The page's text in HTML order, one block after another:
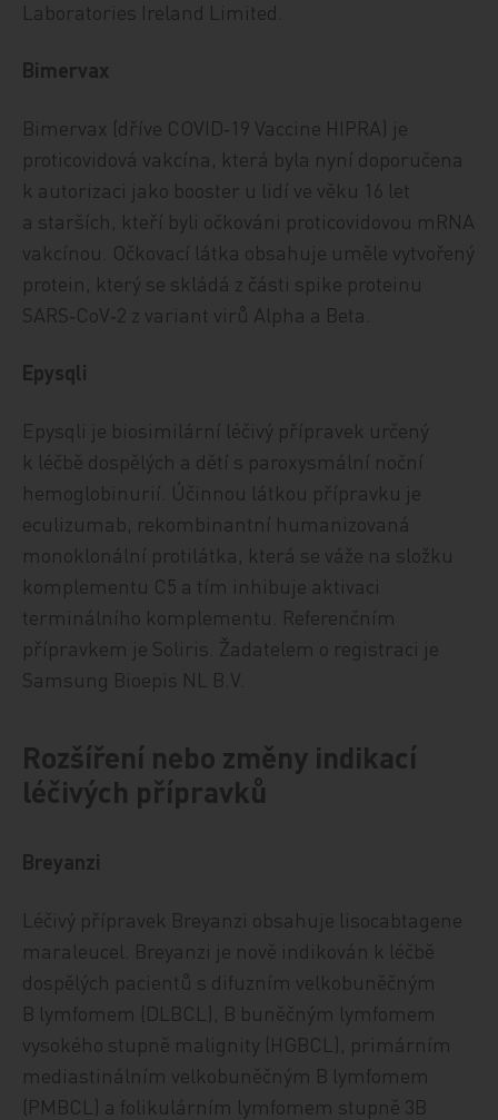
Laboratories Ireland Limited.
Bimervax
Bimervax (dříve COVID‑19 Vaccine HIPRA) je
proticovidová vakcína, která byla nyní doporučena
k autorizaci jako booster u lidí ve věku 16 let
a starších, kteří byli očkováni proticovidovou mRNA
vakcínou. Očkovací látka obsahuje uměle vytvořený
protein, který se skládá z části spike proteinu
SARS‑CoV‑2 z variant virů Alpha a Beta.
Epysqli
Epysqli je biosimilární léčivý přípravek určený
k léčbě dospělých a dětí s paroxysmální noční
hemoglobinurií. Účinnou látkou přípravku je
eculizumab, rekombinantní humanizovaná
monoklonální protilátka, která se váže na složku
komplementu C5 a tím inhibuje aktivaci
terminálního komplementu. Referenčním
přípravkem je Soliris. Žadatelem o registraci je
Samsung Bioepis NL B.V.
Rozšíření nebo změny indikací
léčivých přípravků
Breyanzi
Léčivý přípravek Breyanzi obsahuje lisocabtagene
maraleucel. Breyanzi je nově indikován k léčbě
dospělých pacientů s difuzním velkobuněčným
B lymfomem (DLBCL), B buněčným lymfomem
vysokého stupně malignity (HGBCL), primárním
mediastinálním velkobuněčným B lymfomem
(PMBCL) a folikulárním lymfomem stupně 3B